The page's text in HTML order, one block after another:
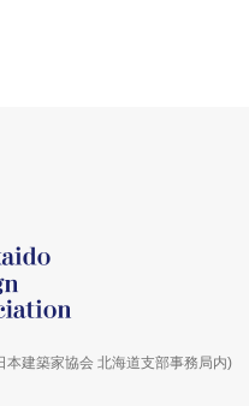
本建築家協会 北海道支部事務局内)